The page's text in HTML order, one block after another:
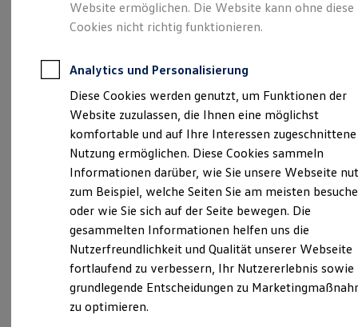
Kauf & Finanzierung
Online-Fahrzeugbewertung
Für Privatkunden
Für Gewerbekunden
Profi Paket
TopDeal
Gebrauchtwagen
ProfiPartner für Gebrauchtwagen
Zertifizierte Gebrauchtwagen
Finanzierung
Für Privatkunden
Für Gewerbekunden
Leasing
Für Privatkunden
Für Gewerbekunden
Versicherungen & Garantien
Garantien
Kfz-Versicherung für Nutzfahrzeuge
Restschuldversicherung
Wartungsverträge
info@POTTHOFF.DE
+49 2381 79980
Samstag
09:00 16:00 Uhr
Ansprechpartner
Termin vereinbaren
Website ermöglichen. Die Website kann ohne diese
Cookies nicht richtig funktionieren.
Analytics und Personalisierung
Diese Cookies werden genutzt, um Funktionen der
Website zuzulassen, die Ihnen eine möglichst
komfortable und auf Ihre Interessen zugeschnittene
Nutzung ermöglichen. Diese Cookies sammeln
Informationen darüber, wie Sie unsere Webseite
zum Beispiel, welche Seiten Sie am meisten
oder wie Sie sich auf der Seite bewegen. Die
gesammelten Informationen helfen uns die
Nutzerfreundlichkeit und Qualität unserer Webseite
fortlaufend zu verbessern, Ihr Nutzererlebnis sowie
grundlegende Entscheidungen zu
zu optimieren.